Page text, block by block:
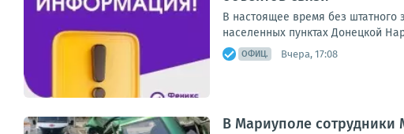
В настоящее время без штатного
населенных пунктах Донецкой
ОФИЦ. Вчера, 17:08
В Мариуполе сотрудники